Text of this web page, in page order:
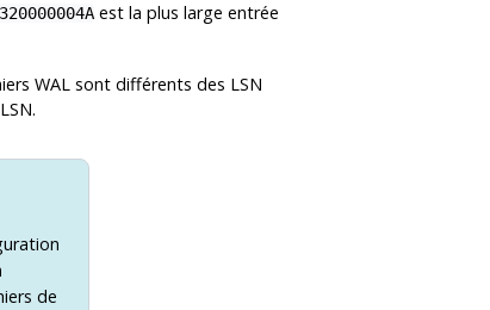
est la plus large entrée
WAL sont différents des LSN
de